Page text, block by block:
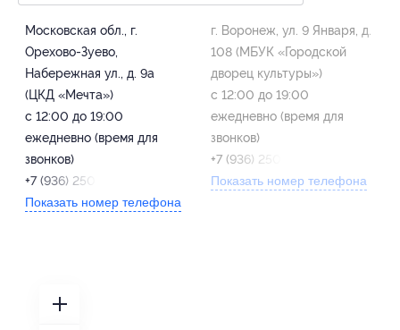
Московская обл., г.
Орехово-Зуево,
Набережная ул., д. 9а
(ЦКД «Мечта»)
с 12:00 до 19:00
ежедневно (время для
звонков)
+7 (936) 250-95-83
Показать номер телефона
г. Воронеж, ул. 9 Января, д.
108 (МБУК «Городской
дворец культуры»)
с 12:00 до 19:00
ежедневно (время для
звонков)
+7 (936) 250-95-83
Показать номер телефона